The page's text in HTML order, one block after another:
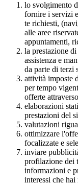
lo svolgimento
fornire i servizi
te richiesti,
alle aree
appuntamenti,
la prestazione
assistenza e
da parte di terzi
attività imposte
per tempo
offerte
elaborazioni
prestazioni del
valutazioni
ottimizzare
focalizzate e
inviare
profilazione dei
informazioni e
interessi che hai